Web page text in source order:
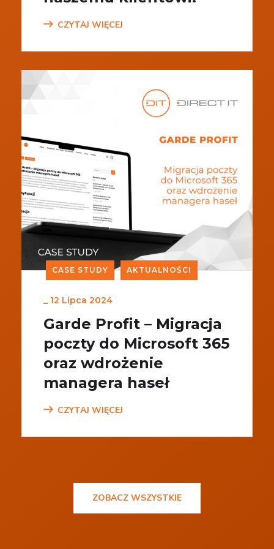
CZYTAJ WIĘCEJ
CASE STUDY AKTUALNOŚCI
_ 12 Lipca 2024
Garde Profit – Migracja
poczty do Microsoft 365
oraz wdrożenie
managera haseł
CZYTAJ WIĘCEJ
ZOBACZ WSZYSTKIE